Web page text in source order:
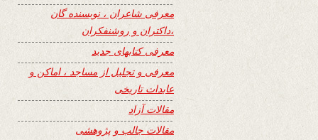
معرفی شاعران ، نویسنده گان
،داکتران و روشنفکران
معرفی کتابهای جدید
معرفی و تجلیل از مساجد ، اماکن و
عابدات تاریخی
مقالات آزاد
مقالات جالب و پژوهشی